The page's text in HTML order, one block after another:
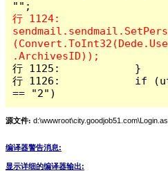
行 1124:
行 1125:            }
行 1126:            if
== "2")
源文件:
编译器警告消息:
显示详细的编译器输出: